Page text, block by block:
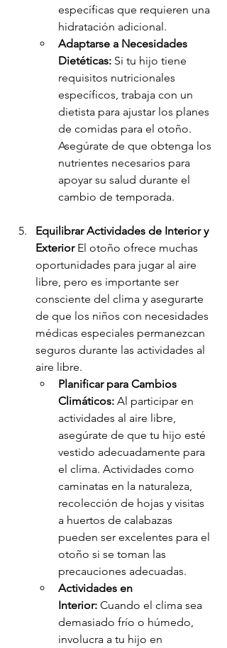
específicas que requieren una
hidratación adicional.
Adaptarse a Necesidades
Dietéticas: Si tu hijo tiene
requisitos nutricionales
específicos, trabaja con un
dietista para ajustar los planes
de comidas para el otoño.
Asegúrate de que obtenga los
nutrientes necesarios para
apoyar su salud durante el
cambio de temporada.
Equilibrar Actividades de Interior y
Exterior El otoño ofrece muchas
oportunidades para jugar al aire
libre, pero es importante ser
consciente del clima y asegurarte
de que los niños con necesidades
médicas especiales permanezcan
seguros durante las actividades al
aire libre.
Planificar para Cambios
Climáticos: Al participar en
actividades al aire libre,
asegúrate de que tu hijo esté
vestido adecuadamente para
el clima. Actividades como
caminatas en la naturaleza,
recolección de hojas y visitas
a huertos de calabazas
pueden ser excelentes para el
otoño si se toman las
precauciones adecuadas.
Actividades en
Interior: Cuando el clima sea
demasiado frío o húmedo,
involucra a tu hijo en